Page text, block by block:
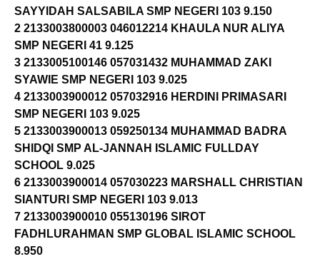
SAYYIDAH SALSABILA SMP NEGERI 103 9.150
2 2133003800003 046012214 KHAULA NUR ALIYA
SMP NEGERI 41 9.125
3 2133005100146 057031432 MUHAMMAD ZAKI
SYAWIE SMP NEGERI 103 9.025
4 2133003900012 057032916 HERDINI PRIMASARI
SMP NEGERI 103 9.025
5 2133003900013 059250134 MUHAMMAD BADRA
SHIDQI SMP AL-JANNAH ISLAMIC FULLDAY
SCHOOL 9.025
6 2133003900014 057030223 MARSHALL CHRISTIAN
SIANTURI SMP NEGERI 103 9.013
7 2133003900010 055130196 SIROT
FADHLURAHMAN SMP GLOBAL ISLAMIC SCHOOL
8.950